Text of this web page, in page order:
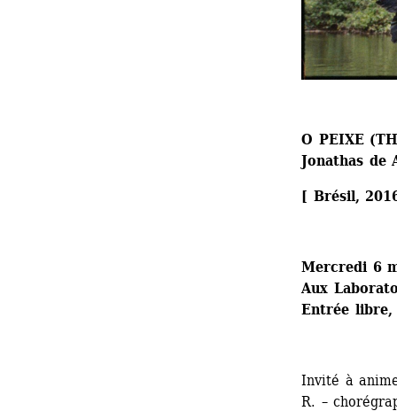
O PEIXE
Jonathas de
[ Brésil,
Mercredi 6
Aux
Entrée
Invité à
R. –